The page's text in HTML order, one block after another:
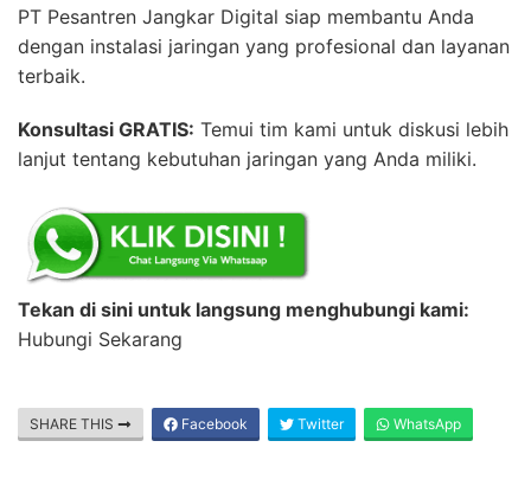
PT Pesantren Jangkar Digital siap membantu Anda
dengan instalasi jaringan yang profesional dan layanan
terbaik.
Konsultasi GRATIS: Temui tim kami untuk diskusi lebih
lanjut tentang kebutuhan jaringan yang Anda miliki.
Tekan di sini untuk langsung menghubungi kami:
Hubungi Sekarang
SHARE THIS Facebook Twitter WhatsApp